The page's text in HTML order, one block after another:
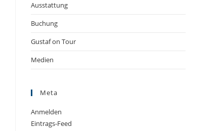
Ausstattung
Buchung
Gustaf on Tour
Medien
Meta
Anmelden
Eintrags-Feed